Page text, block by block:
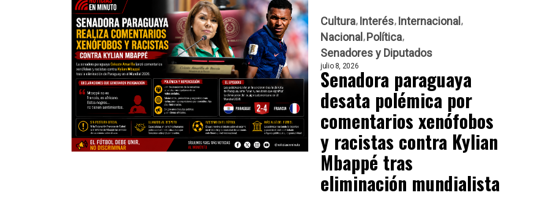
Cultura Interés Internacional
Nacional Política
Senadores y Diputados
julio 8, 2026
Senadora paraguaya
desata polémica por
comentarios xenófobos
y racistas contra Kylian
Mbappé tras
eliminación mundialista